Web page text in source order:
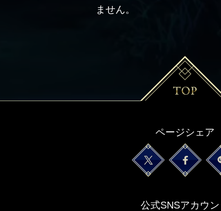
ません。
ページシェア
公式SNSアカウ